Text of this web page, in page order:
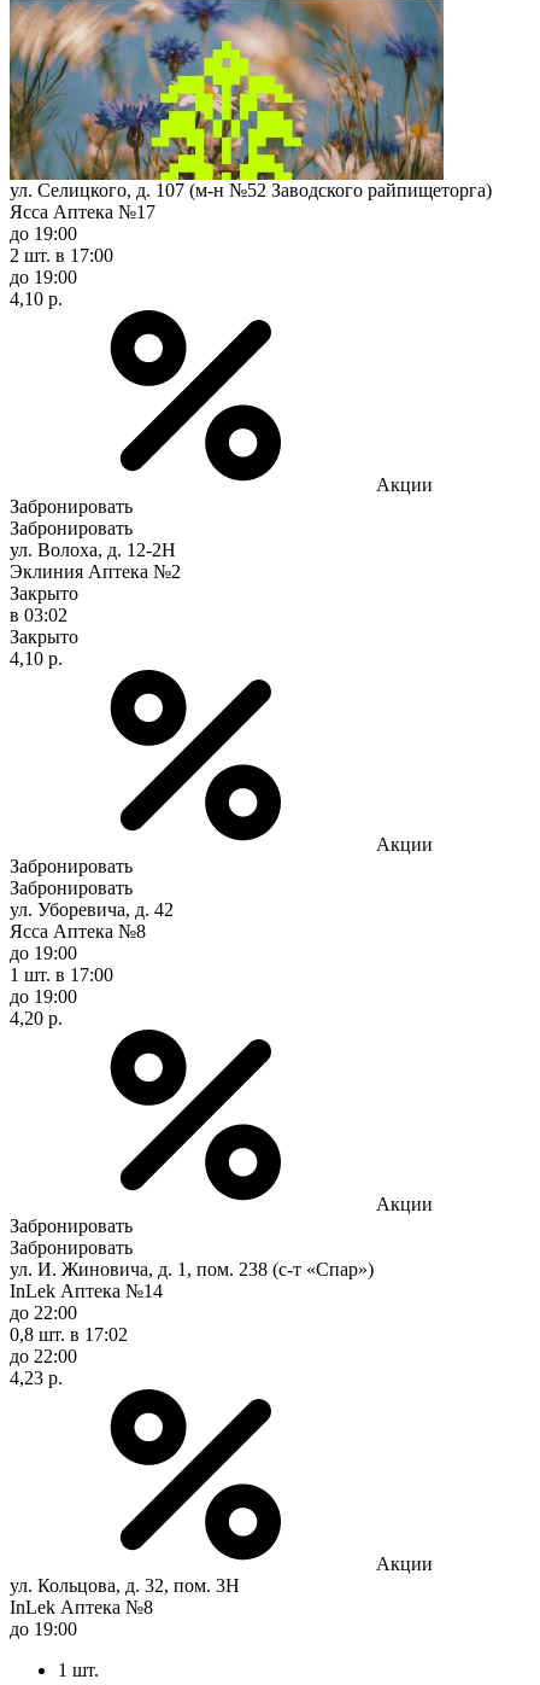
ул. Селицкого, д. 107 (м-н №52 Заводского райпищеторга)
Ясса Аптека №17
до 19:00
2 шт. в 17:00
до 19:00
4,10 р.
Акции
Забронировать
Забронировать
ул. Волоха, д. 12-2Н
Эклиния Аптека №2
Закрыто
в 03:02
Закрыто
4,10 р.
Акции
Забронировать
Забронировать
ул. Уборевича, д. 42
Ясса Аптека №8
до 19:00
1 шт. в 17:00
до 19:00
4,20 р.
Акции
Забронировать
Забронировать
ул. И. Жиновича, д. 1, пом. 238 (с-т «Спар»)
InLek Аптека №14
до 22:00
0,8 шт. в 17:02
до 22:00
4,23 р.
Акции
ул. Кольцова, д. 32, пом. 3Н
InLek Аптека №8
до 19:00
1 шт.